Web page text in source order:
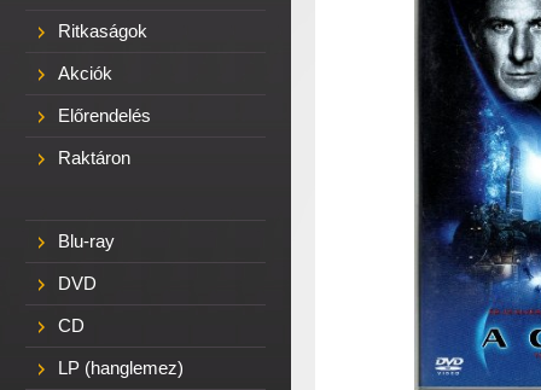
Ritkaságok
Akciók
Előrendelés
Raktáron
Blu-ray
DVD
CD
LP (hanglemez)